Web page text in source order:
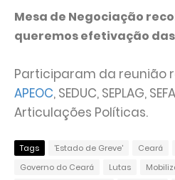
Mesa de Negociação
queremos efetivação
Participaram da reunião
APEOC, SEDUC, SEPLAG,
Articulações Políticas.
Tags 'Estado de Greve' Ceará
Governo do Ceará
Lutas